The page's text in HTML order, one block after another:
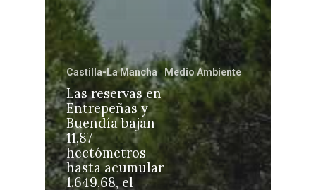
Castilla-La Mancha Medio Ambiente
Las reservas en
Entrepeñas y
Buendía bajan
11,87
hectómetros
hasta acumular
1.649,68, el
Castilla-La
Toledo
Ciudad Real
Albacete
Sanidad
Economía
Educación